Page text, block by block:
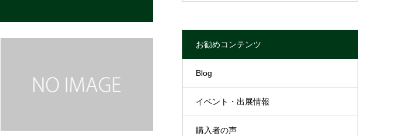
お勧めコンテンツ
Blog
イベント・出展情報
購入者の声